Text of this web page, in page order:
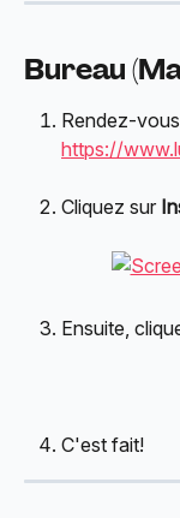
Bureau
Rendez-
https://
Cliquez sur
Ensuite,
C'est fait!